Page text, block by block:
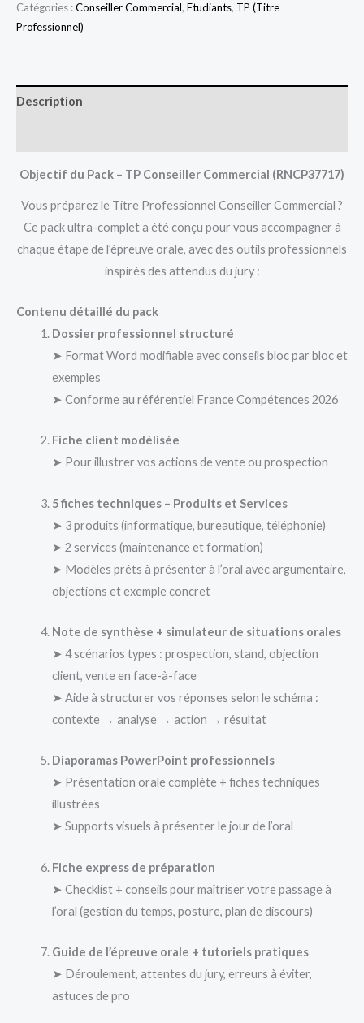
Catégories :Conseiller Commercial, Etudiants, TP (Titre
Professionnel)
Description
Objectif du Pack – TP Conseiller Commercial (RNCP37717)
Vous préparez le Titre Professionnel Conseiller Commercial ?
Ce pack ultra-complet a été conçu pour vous accompagner à
chaque étape de l’épreuve orale, avec des outils professionnels
inspirés des attendus du jury :
Contenu détaillé du pack
Dossier professionnel structuré
➤ Format Word modifiable avec conseils bloc par bloc et
exemples
➤ Conforme au référentiel France Compétences 2026
Fiche client modélisée
➤ Pour illustrer vos actions de vente ou prospection
5 fiches techniques – Produits et Services
➤ 3 produits (informatique, bureautique, téléphonie)
➤ 2 services (maintenance et formation)
➤ Modèles prêts à présenter à l’oral avec argumentaire,
objections et exemple concret
Note de synthèse + simulateur de situations orales
➤ 4 scénarios types : prospection, stand, objection
client, vente en face-à-face
➤ Aide à structurer vos réponses selon le schéma :
contexte → analyse → action → résultat
Diaporamas PowerPoint professionnels
➤ Présentation orale complète + fiches techniques
illustrées
➤ Supports visuels à présenter le jour de l’oral
Fiche express de préparation
➤ Checklist + conseils pour maîtriser votre passage à
l’oral (gestion du temps, posture, plan de discours)
Guide de l’épreuve orale + tutoriels pratiques
➤ Déroulement, attentes du jury, erreurs à éviter,
astuces de pro